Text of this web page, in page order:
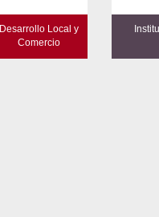
Desarrollo Local y
Comercio